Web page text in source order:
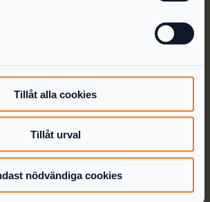
Tillåt alla cookies
Tillåt urval
nödvändiga cookies